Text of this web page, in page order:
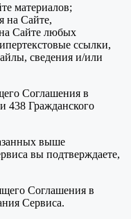
материалов;
на Сайте,
Сайте любых
ссылки,
сведения и/или
Соглашения в
438 Гражданского
выше
вы подтверждаете,
Соглашения в
Сервиса.